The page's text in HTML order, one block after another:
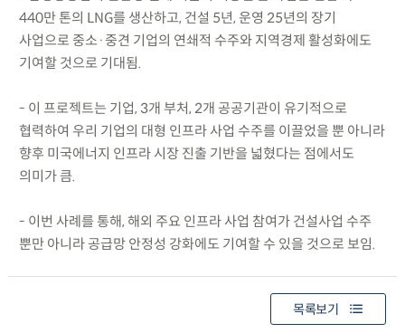
440만 톤의 LNG를 생산하고, 건설 5년, 운영 25년의 장기
사업으로 중소·중견 기업의 연쇄적 수주와 지역경제 활성화에도
기여할 것으로 기대됨.
- 이 프로젝트는 기업, 3개 부처, 2개 공공기관이 유기적으로
협력하여 우리 기업의 대형 인프라 사업 수주를 이끌었을 뿐 아니라
향후 미국에너지 인프라 시장 진출 기반을 넓혔다는 점에서도
의미가 큼.
- 이번 사례를 통해, 해외 주요 인프라 사업 참여가 건설사업 수주
뿐만 아니라 공급망 안정성 강화에도 기여할 수 있을 것으로 보임.
목록보기